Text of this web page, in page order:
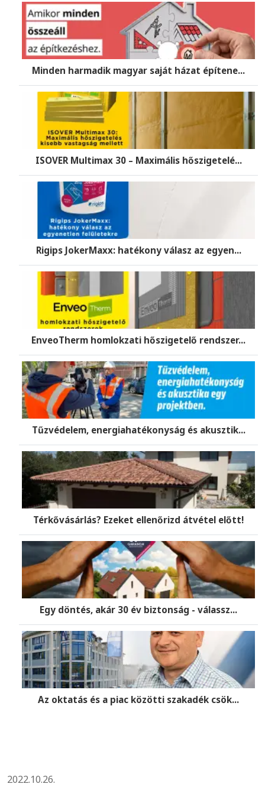
Minden harmadik magyar saját házat építene...
ISOVER Multimax 30 – Maximális hőszigetelé...
Rigips JokerMaxx: hatékony válasz az egyen...
EnveoTherm homlokzati hőszigetelő rendszer...
Tűzvédelem, energiahatékonyság és akusztik...
Térkővásárlás? Ezeket ellenőrizd átvétel előtt!
Egy döntés, akár 30 év biztonság - válassz...
Az oktatás és a piac közötti szakadék csök...
2022.10.26.